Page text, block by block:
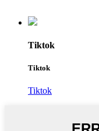
Tiktok
Tiktok
Tiktok